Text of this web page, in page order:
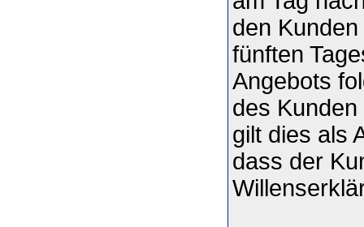
den
fünften
Angebots
des
gilt dies als
dass der